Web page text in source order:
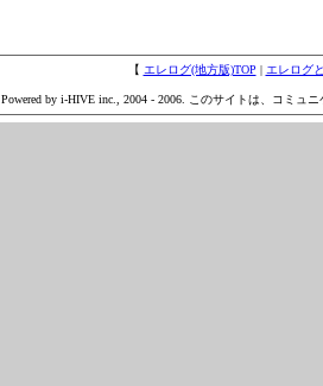
【 エレログ(地方版)TOP | エレログ
Powered by i-HIVE inc., 2004 - 2006. このサイトは、コミュ